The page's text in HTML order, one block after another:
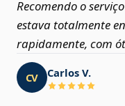
Recomendo o
estava totalmente
rapidamente, com
CV Carlos V.